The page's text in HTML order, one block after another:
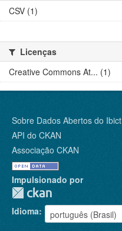
CSV (1)
Licenças
Creative Commons At... (1)
Sobre Dados Abertos do Ibict
API do CKAN
Associação CKAN
Impulsionado por
Idioma